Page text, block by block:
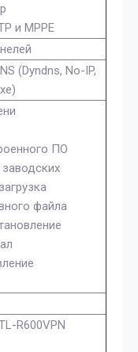
и MPPE
(Dyndns, No-IP,
ПО
файла
R600VPN